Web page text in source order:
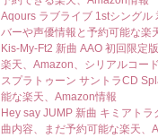
Aqours ラブライブ 1stシングル
バーや声優情報と予約可能な楽
Kis-My-Ft2 新曲 AAO 初回限定
楽天、Amazon、シリアルコー
スプラトゥーン サントラCD
能な楽天、Amazon情報
Hey say JUMP 新曲 キミアト
曲内容、まだ予約可能な楽天、